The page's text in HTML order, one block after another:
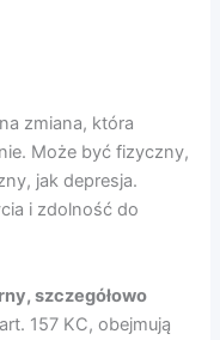
zmiana, która
Może być fizyczny,
jak depresja.
i zdolność do
szczegółowo
157 KC, obejmują